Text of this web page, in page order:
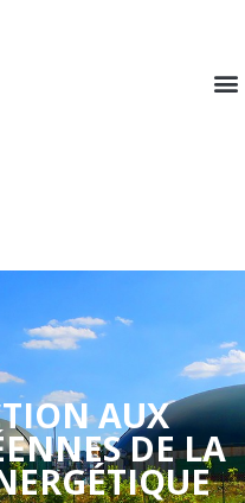
AUX
DE LA